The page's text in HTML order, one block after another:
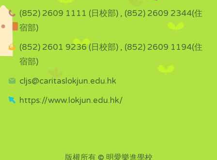
(852) 2609 1111 (日校部) , (852) 2609 2344(住
宿部)
(852) 2601 9236 (日校部) , (852) 2609 1194(住
宿部)
cljs@caritaslokjun.edu.hk
https://www.lokjun.edu.hk/
版權所有 © 明愛樂進學校